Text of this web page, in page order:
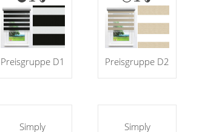
Preisgruppe D1 Preisgruppe D2
Simply
Simply